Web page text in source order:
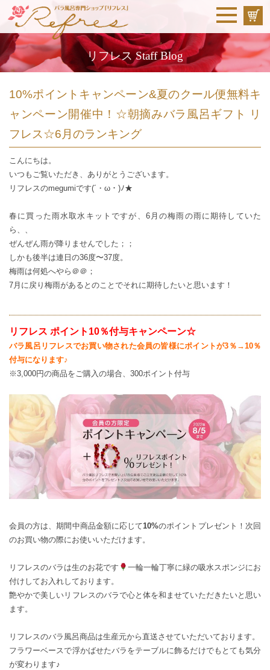
リフレス Staff Blog
10%ポイントキャンペーン&夏のクール便無料キ
ャンペーン開催中！☆朝摘みバラ風呂ギフト リ
フレス☆6月のランキング
こんにちは。
いつもご覧いただき、ありがとうございます。
リフレスのmegumiです(´・ω・)ﾉ★
春に買った雨水取水キットですが、6月の梅雨の雨に期待していた
ら、、
ぜんぜん雨が降りませんでした；；
しかも後半は連日の36度〜37度。
梅雨は何処へやら＠＠；
7月に戻り梅雨があるとのことでそれに期待したいと思います！
リフレス ポイント10％付与キャンペーン☆
バラ風呂リフレスでお買い物された会員の皆様にポイントが3％→10％
付与になります♪
※3,000円の商品をご購入の場合、300ポイント付与
会員の方は、期間中商品金額に応じて10%のポイントプレゼント！次回
のお買い物の際にお使いいただけます。
リフレスのバラは生のお花です
一輪一輪丁寧に緑の吸水スポンジにお
付けしてお入れしております。
艶やかで美しいリフレスのバラで心と体を和ませていただきたいと思い
ます。
リフレスのバラ風呂商品は生産元から直送させていただいております。
フラワーベースで浮かばせたバラをテーブルに飾るだけでもとても気分
が変わります♪